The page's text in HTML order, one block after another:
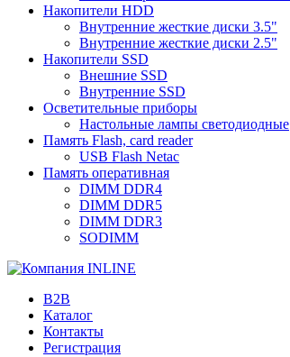
Накопители HDD
Внутренние жесткие диски 3.5"
Внутренние жесткие диски 2.5"
Накопители SSD
Внешние SSD
Внутренние SSD
Осветительные приборы
Настольные лампы светодиодные
Память Flash, card reader
USB Flash Netac
Память оперативная
DIMM DDR4
DIMM DDR5
DIMM DDR3
SODIMM
B2B
Каталог
Контакты
Регистрация